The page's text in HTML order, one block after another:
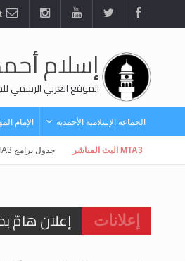
إسلام
الموقع العربي الرسمي
الجماعة الإسلامية الأحمدية الإمام
MTA3 البث المباشر جدول برامج MTA3
إعلانات
للانتقال